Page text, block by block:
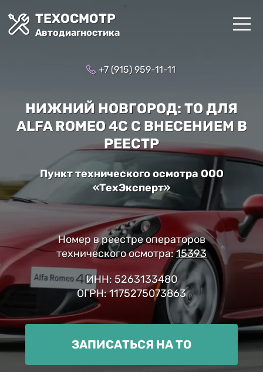
ТЕХОСМОТР
Автодиагностика
+7 (915) 959-11-11
НИЖНИЙ НОВГОРОД: ТО ДЛЯ
ALFA ROMEO 4C С ВНЕСЕНИЕМ В
РЕЕСТР
Пункт технического осмотра ООО
«ТехЭксперт»
Номер в реестре операторов
технического осмотра:15393
ИНН: 5263133480
ОГРН: 1175275073863
ЗАПИСАТЬСЯ НА ТО